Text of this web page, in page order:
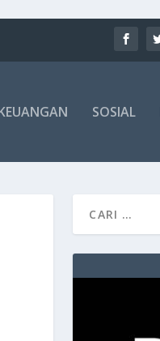
SOSIAL